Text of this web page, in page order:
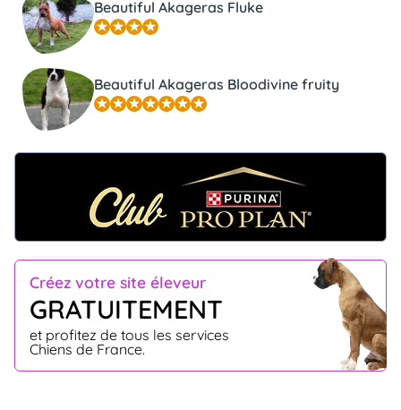
Créez votre site éleveur
GRATUITEMENT
et profitez de tous les services
Chiens de France.
Beautiful Akageras Fluke
Beautiful Akageras Bloodivine fruity